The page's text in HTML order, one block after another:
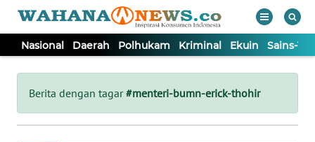
Nasional Daerah Polhukam Kriminal Ekuin Sains-
Berita dengan tagar#menteri-bumn-erick-thohir
Tutup
NASIONAL